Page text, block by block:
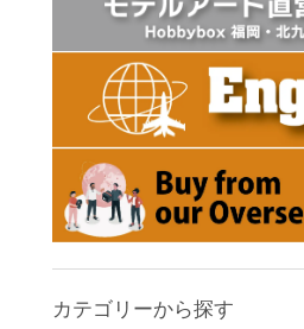
カテゴリーから探す